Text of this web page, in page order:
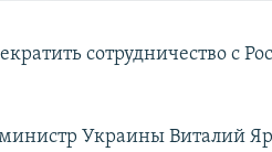
сотрудничество с
Украины Виталий